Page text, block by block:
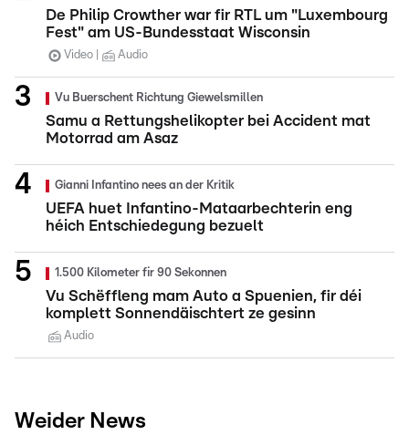
De Philip Crowther war fir RTL um "Luxembourg
Fest" am US-Bundesstaat Wisconsin
Video Audio
Vu Buerschent Richtung Giewelsmillen
Samu a Rettungshelikopter bei Accident mat
Motorrad am Asaz
Gianni Infantino nees an der Kritik
UEFA huet Infantino-Mataarbechterin eng
héich Entschiedegung bezuelt
1.500 Kilometer fir 90 Sekonnen
Vu Schëffleng mam Auto a Spuenien, fir déi
komplett Sonnendäischtert ze gesinn
Audio
Weider News